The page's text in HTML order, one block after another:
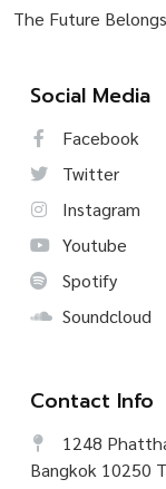
The Future
Social Media
Facebook
Twitter
Instagram
Youtube
Spotify
Soundcloud
Contact Info
1248
Bangkok 10250